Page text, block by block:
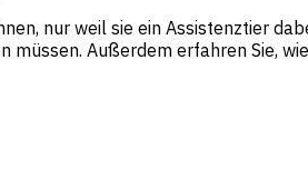
nur weil sie ein Assistenztier
Außerdem erfahren Sie,